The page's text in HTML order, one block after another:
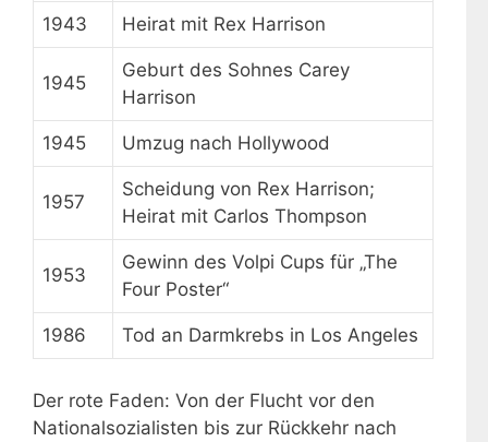
1943 Heirat mit Rex Harrison
1945
Geburt des Sohnes Carey
Harrison
1945 Umzug nach Hollywood
1957
Scheidung von Rex Harrison;
Heirat mit Carlos Thompson
1953
Gewinn des Volpi Cups für „The
Four Poster“
1986 Tod an Darmkrebs in Los Angeles
Der rote Faden: Von der Flucht vor den
Nationalsozialisten bis zur Rückkehr nach